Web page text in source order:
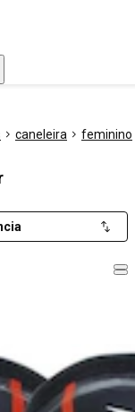
caneleira feminino